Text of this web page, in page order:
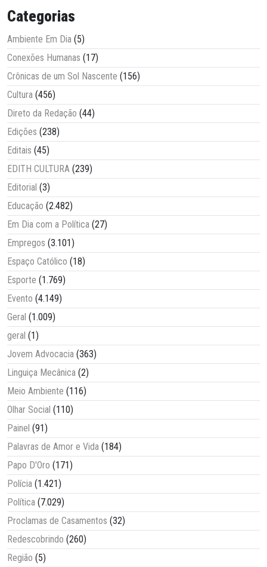
Categorias
Ambiente Em Dia (5)
Conexões Humanas (17)
Crônicas de um Sol Nascente (156)
Cultura (456)
Direto da Redação (44)
Edições (238)
Editais (45)
EDITH CULTURA (239)
Editorial (3)
Educação (2.482)
Em Dia com a Política (27)
Empregos (3.101)
Espaço Católico (18)
Esporte (1.769)
Evento (4.149)
Geral (1.009)
geral (1)
Jovem Advocacia (363)
Linguiça Mecânica (2)
Meio Ambiente (116)
Olhar Social (110)
Painel (91)
Palavras de Amor e Vida (184)
Papo D'Oro (171)
Polícia (1.421)
Política (7.029)
Proclamas de Casamentos (32)
Redescobrindo (260)
Região (5)